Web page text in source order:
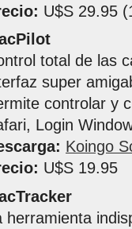
U$S 29.95
total de las
super
controlar y
Login
Koingo
U$S 19.95
herramienta